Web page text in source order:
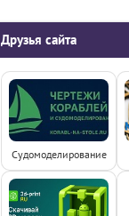
Друзья сайта
Судомоделирование